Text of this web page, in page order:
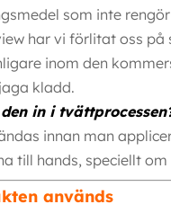
som inte
har vi förlitat oss
inom den
kladd.
in i
innan man
till hands, speciellt
används